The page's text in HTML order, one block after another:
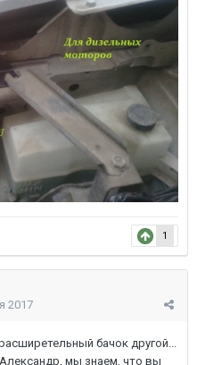
1
2017
бачок другой...
мы знаем, что вы